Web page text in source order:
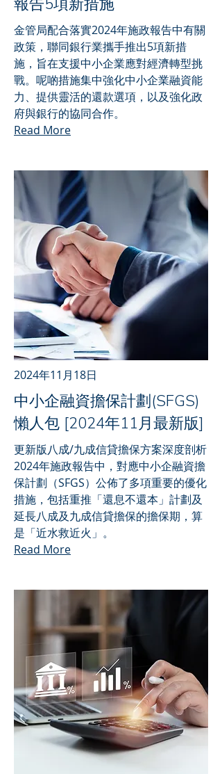
報告5項新措施
金管局配合落實2024年施政報告中有關
政策，聯同銀行業攜手推出5項新措
施，旨在支援中小企業應對經濟轉型挑
戰。呢啲措施集中強化中小企業融資能
力、提供靈活的還款選項，以及強化政
府與銀行的協同合作。
Read More
2024年11月18日
中小企融資擔保計劃(SFGS)
懶人包 [2024年11月最新版]
更新版八成/九成信貸擔保方案深度剖析
2024年施政報告中，對應中小企融資擔
保計劃（SFGS）公佈了多項重要的優化
措施，包括重推「還息不還本」計劃及
延長八成及九成信貸擔保的擔保期，算
是「近水救近火」。
Read More